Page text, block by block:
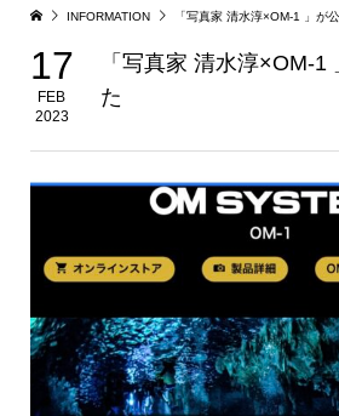
INFORMATION 「写真家 清水淳×OM-1 」が
17
FEB
2023
「写真家 清水淳×OM-1
た